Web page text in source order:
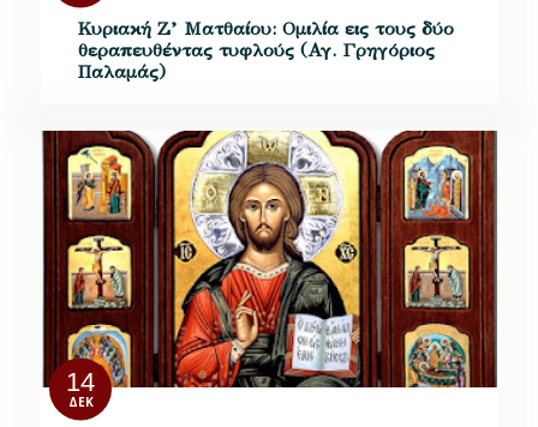
Κυριακή Ζ’ Ματθαίου: Ομιλία εις τους δύο
θεραπευθέντας τυφλούς (Αγ. Γρηγόριος
Παλαμάς)
14
ΔΕΚ